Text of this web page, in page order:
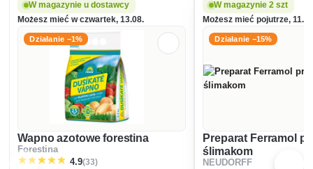
W magazynie u dostawcy
Możesz mieć w czwartek, 13.08.
Działanie −1%
Wapno azotowe forestina
Forestina
4.9(33)
W magazynie 2 szt
Możesz mieć pojutrze,
Działanie −15%
Preparat Ferramol
ślimakom
NEUDORFF